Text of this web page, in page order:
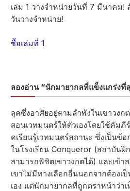
เล่ม 1 วางจำหน่ายวันที่ 7 มีนาคม!
วันวางจำหน่าย!
ซื้อเล่มที่ 1
ลองอ่าน “นักมายากลที่แข็งแกร่ง
ลุคซึ่งอาศัยอยู่ตามลำพังในเขาวงก
สอนเวทมนตร์ให้ตัวเองโดยใช้คัมภี
คเรียนรู้เวทมนตร์สถานะ ซึ่งเป็นข้
ในโรงเรียน Conqueror (สถาบัน
สามารถพิชิตเขาวงกตได้) และเข้า
เขาไม่มีทางเลือกอื่นนอกจากต้องเ
เอง แต่นักมายากลที่ถูกตราหน้าว่า